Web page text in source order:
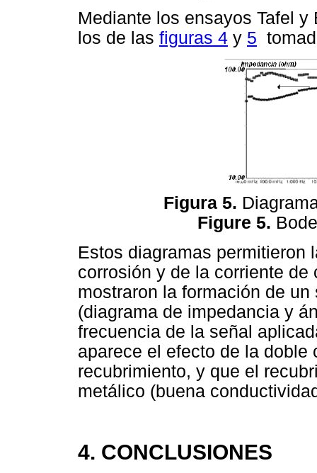
Mediante los ensayos Tafel
los de las figuras 4 y 5
Figura 5.
Figure 5.
Estos diagramas permitieron
corrosión y de la corriente
mostraron la formación de
(diagrama de impedancia y
frecuencia de la señal
aparece el efecto de la
recubrimiento, y que el
metálico (buena
4. CONCLUSIONES